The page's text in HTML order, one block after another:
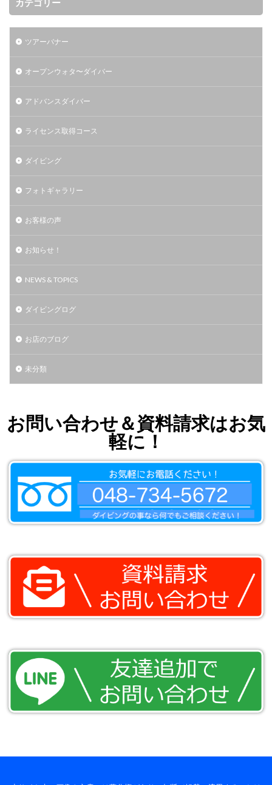
カテゴリー
ツアーバナー
オープンウォタ〜ダイバー
アドバンスダイバー
ライセンス取得コース
ダイビング
フォトギャラリー
お客様の声
お知らせ！
NEWS & TOPICS
ダイビングログ
お店のブログ
未分類
お問い合わせ＆資料請求はお気
軽に！